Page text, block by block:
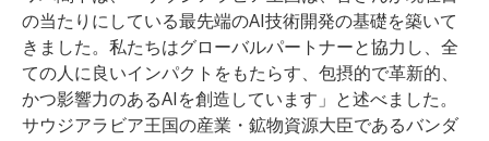
の当たりにしている最先端のAI技術開発の基礎を築いて
きました。私たちはグローバルパートナーと協力し、全
ての人に良いインパクトをもたらす、包摂的で革新的、
かつ影響力のあるAIを創造しています」と述べました。
サウジアラビア王国の産業・鉱物資源大臣であるバンダ